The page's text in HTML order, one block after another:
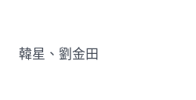
韓星、劉金田